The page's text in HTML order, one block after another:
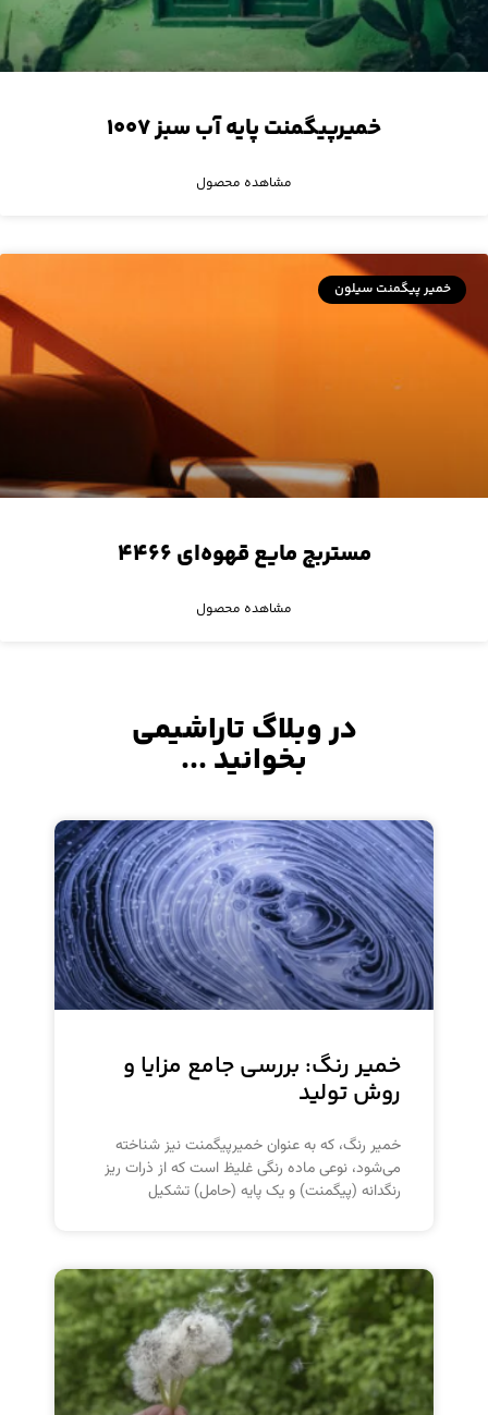
خمیرپیگمنت پایه آب سبز ۱۰۰۷
مشاهده محصول
خمیر پیگمنت سیلون
مستربچ مایع قهوه‌ای ۴۴۶۶
مشاهده محصول
در وبلاگ تاراشیمی
بخوانید ...
خمیر رنگ: بررسی جامع مزایا و
روش تولید
خمیر رنگ، که به عنوان خمیرپیگمنت نیز شناخته
می‌شود، نوعی ماده رنگی غلیظ است که از ذرات ریز
رنگدانه (پیگمنت) و یک پایه (حامل) تشکیل